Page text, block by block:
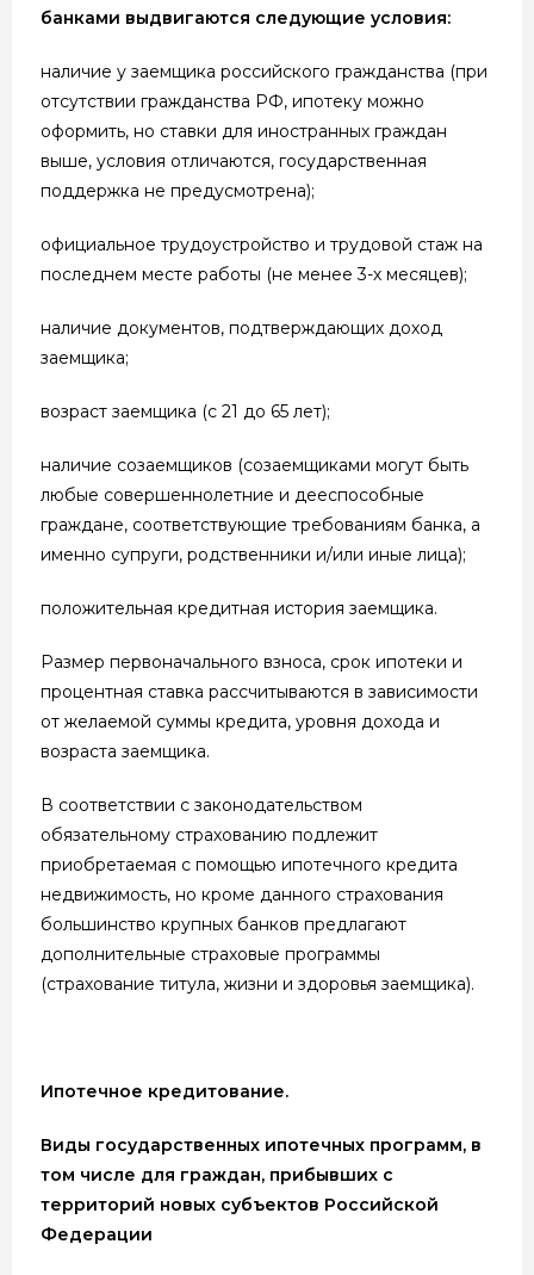
банками выдвигаются следующие условия:
наличие у заемщика российского гражданства (при
отсутствии гражданства РФ, ипотеку можно
оформить, но ставки для иностранных граждан
выше, условия отличаются, государственная
поддержка не предусмотрена);
официальное трудоустройство и трудовой стаж на
последнем месте работы (не менее 3-х месяцев);
наличие документов, подтверждающих доход
заемщика;
возраст заемщика (с 21 до 65 лет);
наличие созаемщиков (созаемщиками могут быть
любые совершеннолетние и дееспособные
граждане, соответствующие требованиям банка, а
именно супруги, родственники и/или иные лица);
положительная кредитная история заемщика.
Размер первоначального взноса, срок ипотеки и
процентная ставка рассчитываются в зависимости
от желаемой суммы кредита, уровня дохода и
возраста заемщика.
В соответствии с законодательством
обязательному страхованию подлежит
приобретаемая с помощью ипотечного кредита
недвижимость, но кроме данного страхования
большинство крупных банков предлагают
дополнительные страховые программы
(страхование титула, жизни и здоровья заемщика).
Ипотечное кредитование.
Виды государственных ипотечных программ, в
том числе для граждан, прибывших с
территорий новых субъектов Российской
Федерации